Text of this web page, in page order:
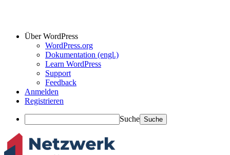
Über WordPress
WordPress.org
Dokumentation (engl.)
Learn WordPress
Support
Feedback
Anmelden
Registrieren
Suche